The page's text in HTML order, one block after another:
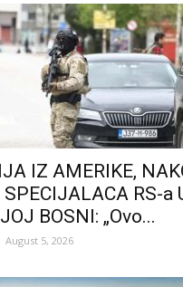
IZ AMERIKE,
SPECIJALACA RS-a
BOSNI: „Ovo...
August 5, 2026